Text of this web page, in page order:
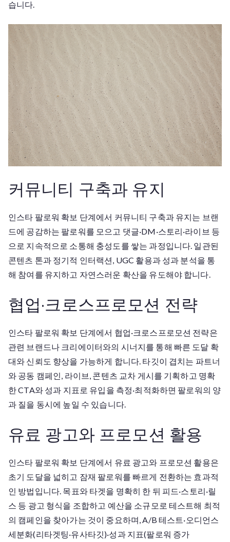
습니다.
커뮤니티 구축과 유지
인스타 팔로워 확보 단계에서 커뮤니티 구축과 유지는 브랜
드에 공감하는 팔로워를 모으고 댓글·DM·스토리·라이브 등
으로 지속적으로 소통해 충성도를 쌓는 과정입니다. 일관된
콘텐츠 톤과 정기적 인터랙션, UGC 활용과 성과 분석을 통
해 참여를 유지하고 자연스러운 확산을 유도해야 합니다.
협업·크로스프로모션 전략
인스타 팔로워 확보 단계에서 협업·크로스프로모션 전략은
관련 브랜드나 크리에이터와의 시너지를 통해 빠른 도달 확
대와 신뢰도 향상을 가능하게 합니다. 타깃이 겹치는 파트너
와 공동 캠페인, 라이브, 콘텐츠 교차 게시를 기획하고 명확
한 CTA와 성과 지표로 유입을 측정·최적화하면 팔로워의 양
과 질을 동시에 높일 수 있습니다.
유료 광고와 프로모션 활용
인스타 팔로워 확보 단계에서 유료 광고와 프로모션 활용은
초기 도달을 넓히고 잠재 팔로워를 빠르게 전환하는 효과적
인 방법입니다. 목표와 타겟을 명확히 한 뒤 피드·스토리·릴
스 등 광고 형식을 조합하고 예산을 소규모로 테스트해 최적
의 캠페인을 찾아가는 것이 중요하며, A/B 테스트·오디언스
세분화(리타겟팅·유사타깃)·성과 지표(팔로워 증가